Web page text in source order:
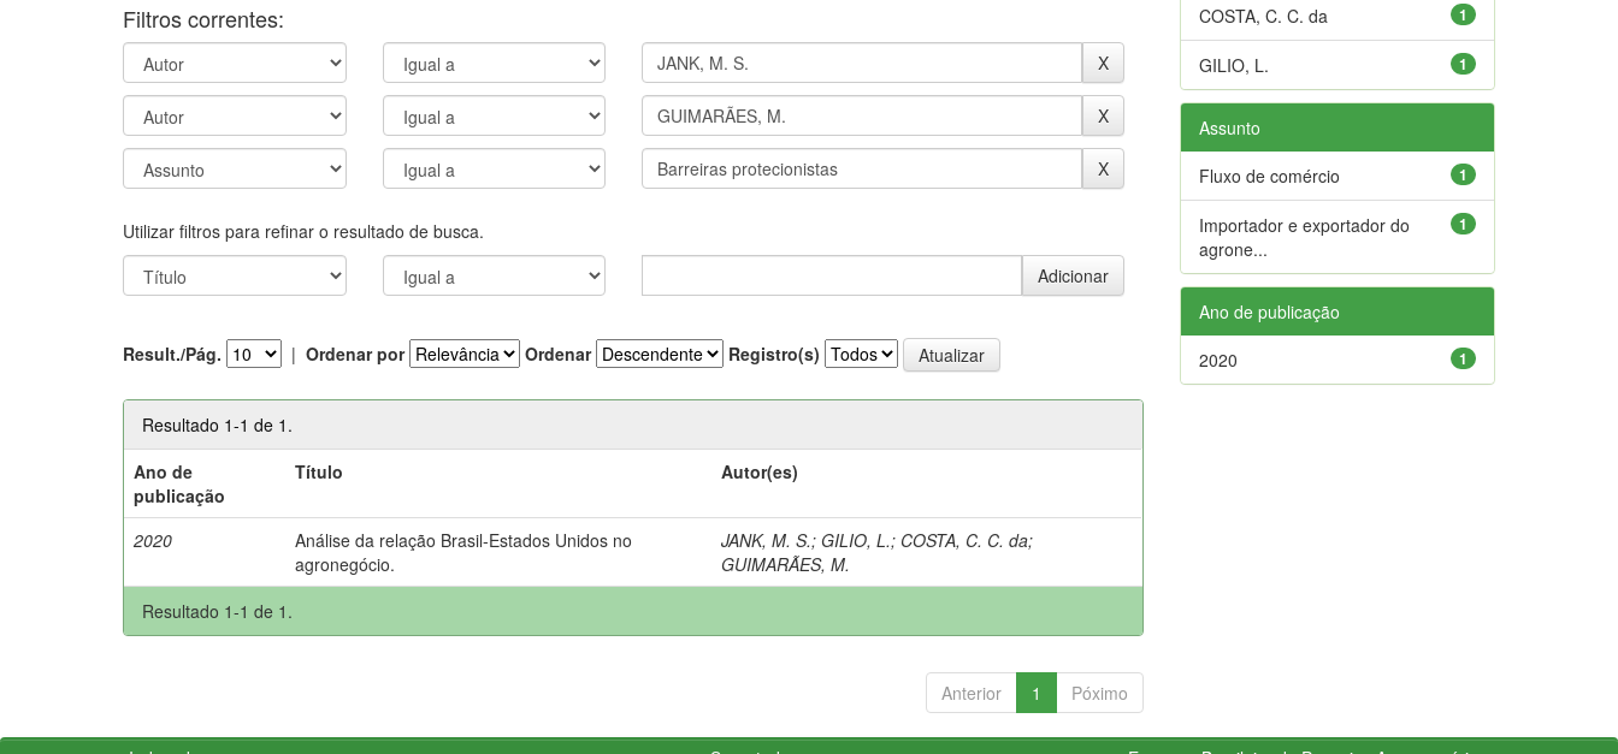
Filtros correntes:
Utilizar filtros para refinar o resultado de busca.
Result./Pág. | Ordenar por Ordenar Registro(s)
Resultado 1-1 de 1.
Ano de
publicação
Título Autor(es)
2020
Análise da relação Brasil-Estados Unidos no
agronegócio.
JANK, M. S.;GILIO, L.; COSTA, C. C. da;
GUIMARÃES, M.
Resultado 1-1 de 1.
Anterior 1 Póximo
1
COSTA, C. C. da
1
GILIO, L.
Assunto
1
Fluxo de comércio
1
Importador e exportador do
agrone...
Ano de publicação
1
2020